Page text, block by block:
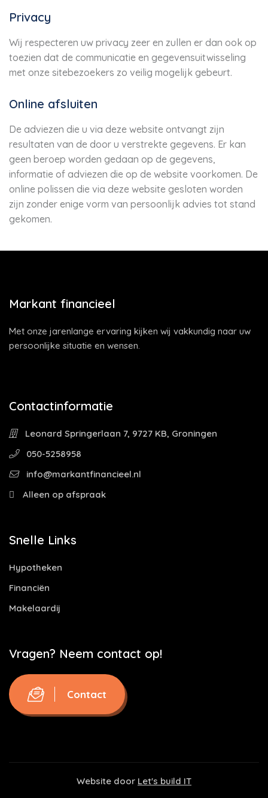
Privacy
Wij respecteren uw privacy zeer en zullen er dan ook op
toezien dat de communicatie en gegevensuitwisseling
met onze sitebezoekers zo veilig mogelijk gebeurt.
Online afsluiten
De adviezen die u via deze website ontvangt zijn
resultaten van de door u verstrekte gegevens. Er kan
geen beroep worden gedaan op de gegevens,
informatie of adviezen die op de website voorkomen. De
online polissen die via deze website gesloten worden
zijn zonder enige vorm van persoonlijk advies tot stand
gekomen.
Markant financieel
Met onze jarenlange ervaring kijken wij vakkundig naar uw
persoonlijke situatie en wensen.
Contactinformatie
Leonard Springerlaan 7, 9727 KB, Groningen
050-5258958
info@markantfinancieel.nl
Alleen op afspraak
Snelle Links
Hypotheken
Financiën
Makelaardij
Vragen? Neem contact op!
Contact
Website door Let's build IT